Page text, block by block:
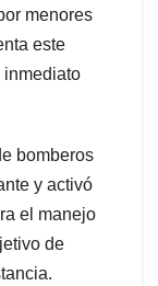
menores
este
inmediato
bomberos
y activó
el manejo
de